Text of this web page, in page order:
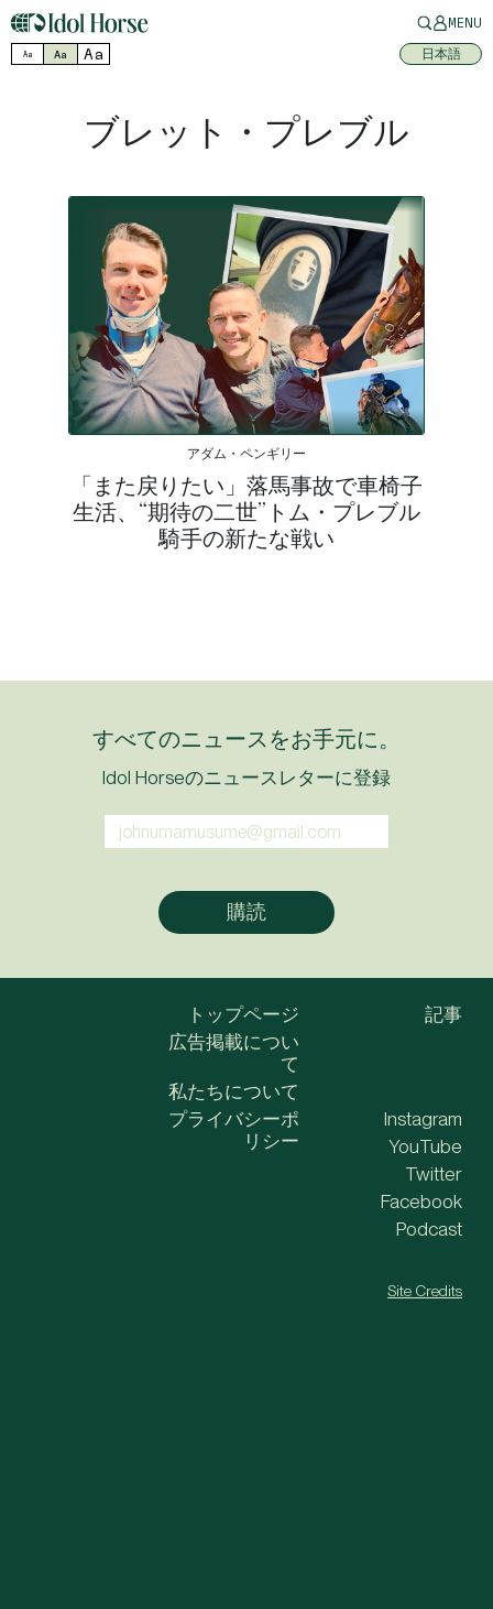
MENU
Aa Aa Aa 日本語
ブレット・プレブル
アダム・ペンギリー
「また戻りたい」落馬事故で車椅子
生活、“期待の二世”トム・プレブル
騎手の新たな戦い
すべてのニュースをお手元に。
Idol Horseのニュースレターに登録
トップページ
広告掲載につい
て
私たちについて
記事
プライバシーポ
リシー
Instagram
YouTube
Twitter
Facebook
Podcast
Site Credits